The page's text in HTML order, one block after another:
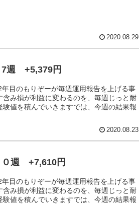
2020.08.29
週 +5,379円
目のもりぞーが毎週運用報告を上げる事
み損が利益に変わるのを、毎週じっと耐
値を積んでいきますでは、今週の結果報
2020.08.23
週 +7,610円
目のもりぞーが毎週運用報告を上げる事
み損が利益に変わるのを、毎週じっと耐
値を積んでいきますでは、今週の結果報